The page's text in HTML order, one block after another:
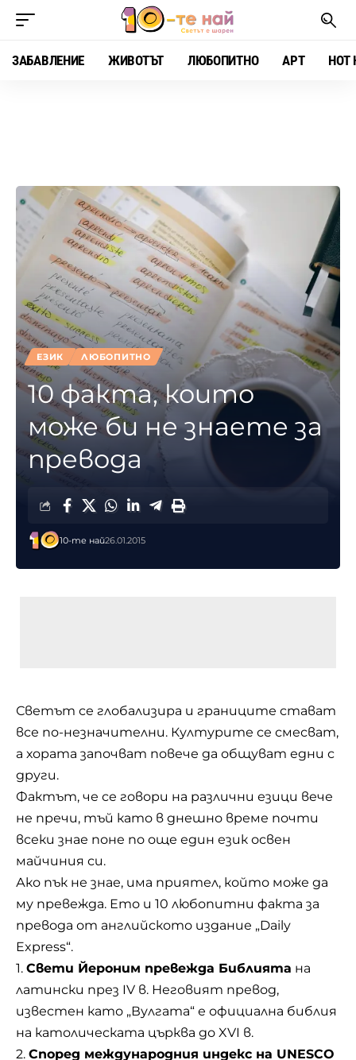
ЗАБАВЛЕНИЕ ЖИВОТЪТ ЛЮБОПИТНО АРТ HOT
ЕЗИК ЛЮБОПИТНО
10 факта, които
може би не знаете за
превода
10-те най26.01.2015
Светът се глобализира и границите стават
все по-незначителни. Културите се смесват,
а хората започват повече да общуват едни с
други.
Фактът, че се говори на различни езици вече
не пречи, тъй като в днешно време почти
всеки знае поне по още един език освен
майчиния си.
Ако пък не знае, има приятел, който може да
му превежда. Ето и 10 любопитни факта за
превода от английското издание „Daily
Express“.
1. Свети Йероним превежда Библията на
латински през IV в. Неговият превод,
известен като „Вулгата“ е официална библия
на католическата църква до XVI в.
2. Според международния индекс на UNESCO